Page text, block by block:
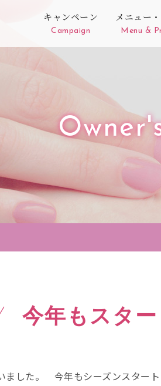
キャンペーン
Campaign
メニュー
Menu &
今年もスタ
ました。 今年もシーズンスタート